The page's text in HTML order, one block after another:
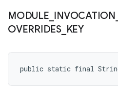
MODULE INVOCATION
OVERRIDES_ KEY
public static final String